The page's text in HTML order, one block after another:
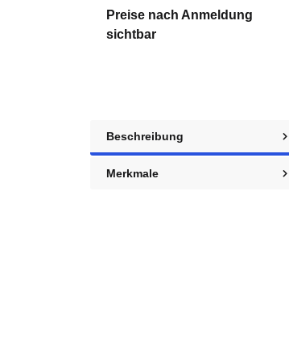
Preise nach Anmeldung
sichtbar
Beschreibung
Merkmale